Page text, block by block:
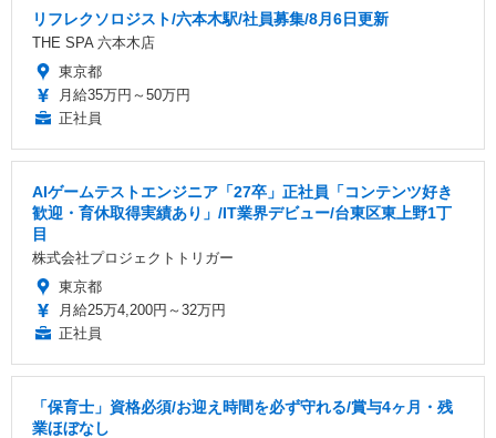
リフレクソロジスト/六本木駅/社員募集/8月6日更新
THE SPA 六本木店
東京都
月給35万円～50万円
正社員
AIゲームテストエンジニア「27卒」正社員「コンテンツ好き
歓迎・育休取得実績あり」/IT業界デビュー/台東区東上野1丁
目
株式会社プロジェクトトリガー
東京都
月給25万4,200円～32万円
正社員
「保育士」資格必須/お迎え時間を必ず守れる/賞与4ヶ月・残
業ほぼなし